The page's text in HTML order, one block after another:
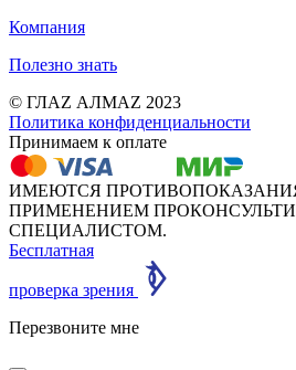
Компания
Полезно знать
© ГЛАZ АЛМАZ 2023
Политика конфиденциальности
Принимаем к оплате
ИМЕЮТСЯ
ПРИМЕНЕНИЕМ
СПЕЦИАЛИСТОМ.
Бесплатная
проверка зрения
Перезвоните мне